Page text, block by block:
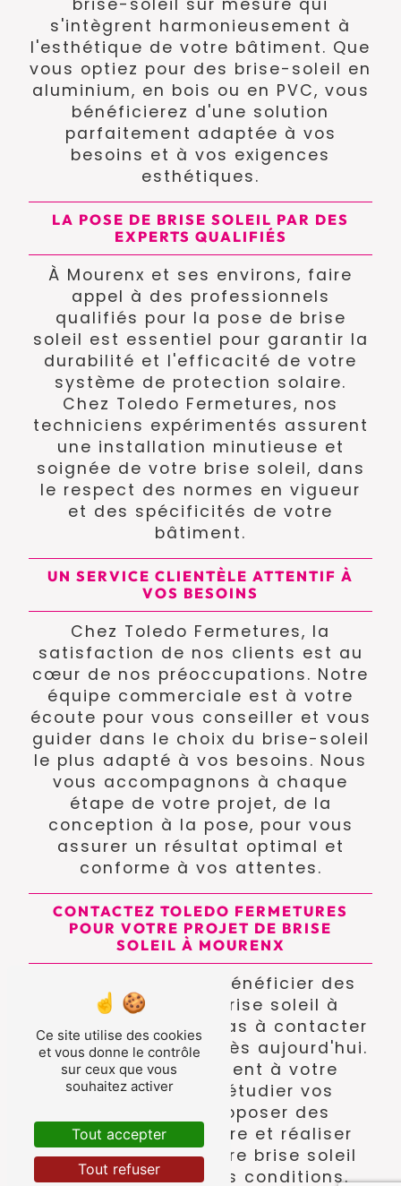
brise-soleil sur mesure qui
s'intègrent harmonieusement à
l'esthétique de votre bâtiment. Que
vous optiez pour des brise-soleil en
aluminium, en bois ou en PVC, vous
bénéficierez d'une solution
parfaitement adaptée à vos
besoins et à vos exigences
esthétiques.
LA POSE DE BRISE SOLEIL PAR DES
EXPERTS QUALIFIÉS
À Mourenx et ses environs, faire
appel à des professionnels
qualifiés pour la pose de brise
soleil est essentiel pour garantir la
durabilité et l'efficacité de votre
système de protection solaire.
Chez Toledo Fermetures, nos
techniciens expérimentés assurent
une installation minutieuse et
soignée de votre brise soleil, dans
le respect des normes en vigueur
et des spécificités de votre
bâtiment.
UN SERVICE CLIENTÈLE ATTENTIF À
VOS BESOINS
Chez Toledo Fermetures, la
satisfaction de nos clients est au
cœur de nos préoccupations. Notre
équipe commerciale est à votre
écoute pour vous conseiller et vous
guider dans le choix du brise-soleil
le plus adapté à vos besoins. Nous
vous accompagnons à chaque
étape de votre projet, de la
conception à la pose, pour vous
assurer un résultat optimal et
conforme à vos attentes.
CONTACTEZ TOLEDO FERMETURES
POUR VOTRE PROJET DE BRISE
SOLEIL À MOURENX
Si vous souhaitez bénéficier des
avantages d'un brise soleil à
Mourenx, n'hésitez pas à contacter
Toledo Fermetures dès aujourd'hui.
Notre équipe se tient à votre
disposition pour étudier vos
besoins, vous proposer des
solutions sur mesure et réaliser
l'installation de votre brise soleil
dans les meilleures conditions.
Ce site utilise des cookies
et vous donne le contrôle
sur ceux que vous
souhaitez activer
Tout accepter
Tout refuser